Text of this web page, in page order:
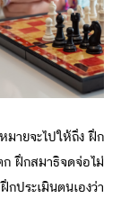
มายจะไปให้ถึง ฝึก
ก ฝึกสมาธิจดจ่อไม่
ประเมินตนเองว่า